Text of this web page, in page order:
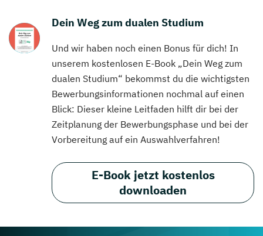
Dein Weg zum dualen Studium
Und wir haben noch einen Bonus für dich! In
unserem kostenlosen E-Book „Dein Weg zum
dualen Studium“ bekommst du die wichtigsten
Bewerbungsinformationen nochmal auf einen
Blick: Dieser kleine Leitfaden hilft dir bei der
Zeitplanung der Bewerbungsphase und bei der
Vorbereitung auf ein Auswahlverfahren!
E-Book jetzt kostenlos
downloaden